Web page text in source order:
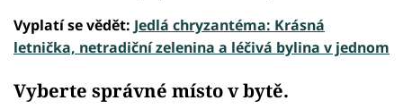
Vyplatí se vědět: Jedlá chryzantéma: Krásná
letnička, netradiční zelenina a léčivá bylina v jednom
Vyberte správné místo v bytě.